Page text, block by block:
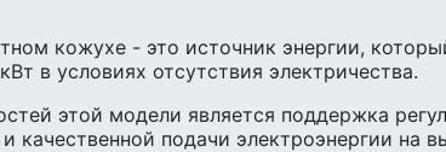
кожухе - это источник энергии,
в условиях отсутствия электричества.
этой модели является поддержка
подачи электроэнергии на